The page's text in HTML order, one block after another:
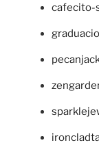
cafecito-